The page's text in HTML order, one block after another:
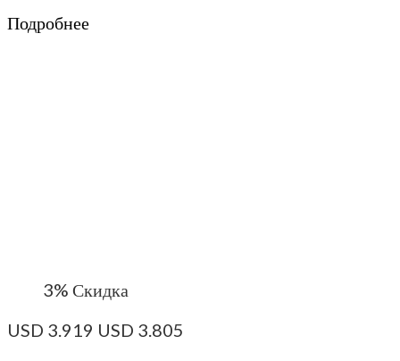
Подробнее
3% Скидка
USD 3.919 USD 3.805